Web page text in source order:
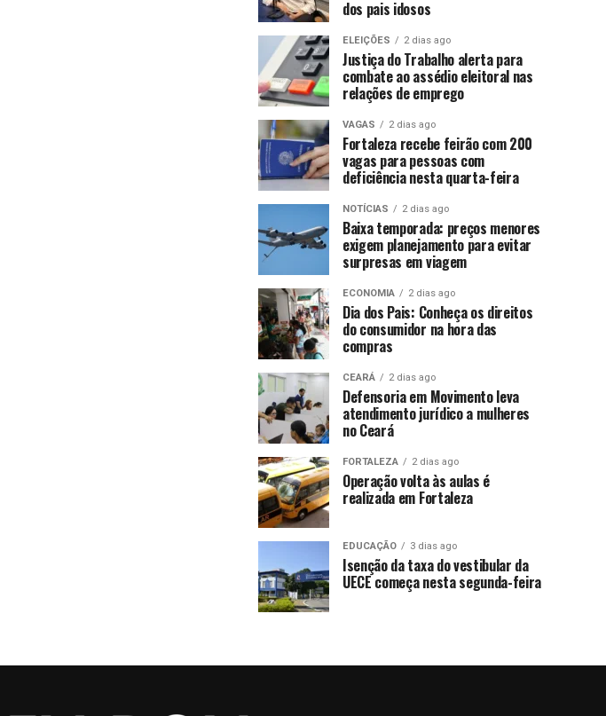
dos pais idosos
ELEIÇÕES 2 dias ago
Justiça do Trabalho alerta para
combate ao assédio eleitoral nas
relações de emprego
VAGAS 2 dias ago
Fortaleza recebe feirão com 200
vagas para pessoas com
deficiência nesta quarta-feira
NOTÍCIAS 2 dias ago
Baixa temporada: preços menores
exigem planejamento para evitar
surpresas em viagem
ECONOMIA 2 dias ago
Dia dos Pais: Conheça os direitos
do consumidor na hora das
compras
CEARÁ 2 dias ago
Defensoria em Movimento leva
atendimento jurídico a mulheres
no Ceará
FORTALEZA 2 dias ago
Operação volta às aulas é
realizada em Fortaleza
EDUCAÇÃO 3 dias ago
Isenção da taxa do vestibular da
UECE começa nesta segunda-feira